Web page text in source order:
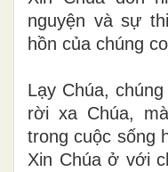
nguyện và sự
hồn của chúng
Lạy Chúa,
rời xa Chúa,
trong cuộc sống
Xin Chúa ở với